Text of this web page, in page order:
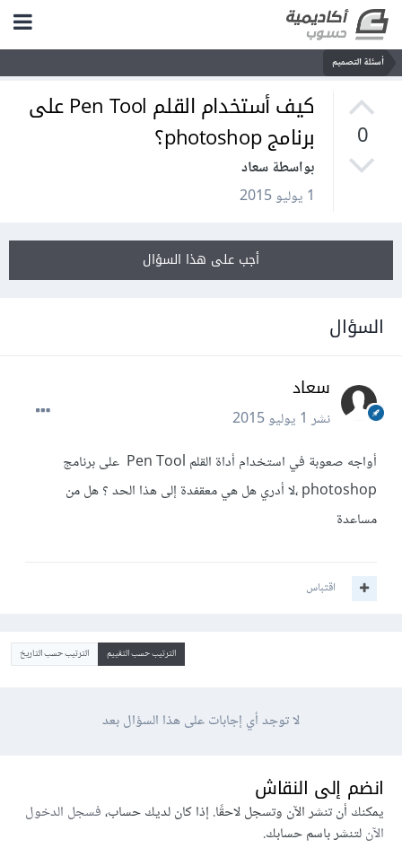
أسئلة التصميم
0
كيف أستخدام القلم Pen Tool على
برنامج photoshop؟
بواسطة سعاد
1 يوليو 2015
أجب على هذا السؤال
السؤال
سعاد
نشر1 يوليو 2015
أواجه صعوبة في استخدام أداة القلم Pen Tool على برنامج
photoshop ،لا أدري هل هي معقفدة إلى هذا الحد ؟ هل من
مساعدة
اقتباس
الترتيب حسب التقييم الترتيب حسب التاريخ
لا توجد أي إجابات على هذا السؤال بعد
انضم إلى النقاش
يمكنك أن تنشر الآن وتسجل لاحقًا. إذا كان لديك حساب،فسجل الدخول
الآنلتنشر باسم حسابك.